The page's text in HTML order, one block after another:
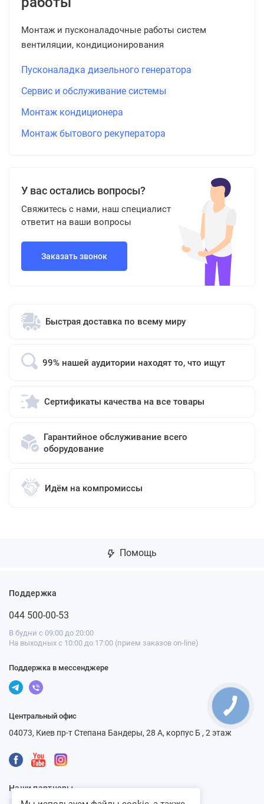
Монтаж и пусконаладочные работы систем
вентиляции, кондиционирования
Пусконаладка дизельного генератора
Сервис и обслуживание системы
Монтаж кондиционера
Монтаж бытового рекуператора
У вас остались вопросы?
Свяжитесь с нами, наш специалист
ответит на ваши вопросы
Заказать звонок
Быстрая доставка по всему миру
99% нашей аудитории находят то, что ищут
Сертификаты качества на все товары
Гарантийное обслуживание всего
оборудование
Идём на компромиссы
Помощь
Поддержка
044 500-00-53
В будни с 09:00 до 20:00
На выходных с 10:00 до 17:00 (прием заказов on-line)
Поддержка в мессенджере
Центральный офис
04073, Киев пр-т Степана Бандеры, 28 А, корпус Б , 2 этаж
Наши партнеры